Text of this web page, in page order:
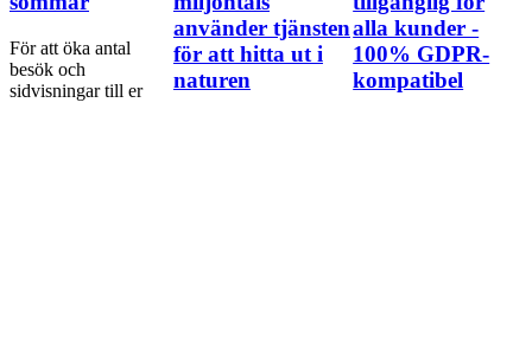
För att öka antal
besök och
sidvisningar till er
använder tjänsten
för att hitta ut i
naturen
alla kunder -
100% GDPR-
kompatibel